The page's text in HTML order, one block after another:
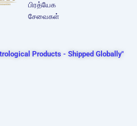
பிரத்யேக
சேவைகள்
Products - Shipped Globally"